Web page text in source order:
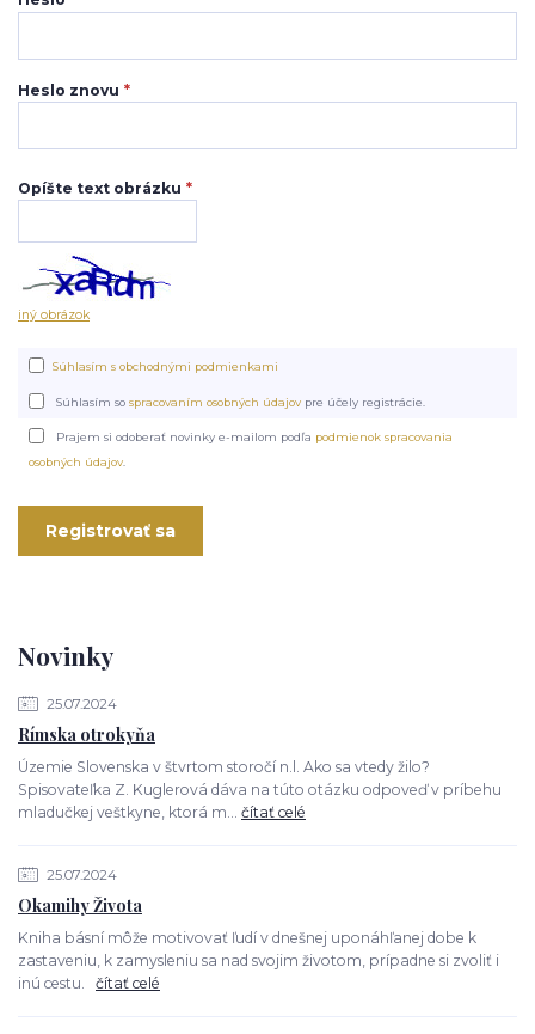
Novinky
25.07.2024
Rímska otrokyňa
Územie Slovenska v štvrtom storočí n.l. Ako sa vtedy žilo?
Spisovateľka Z. Kuglerová dáva na túto otázku odpoveď v príbehu
mladučkej veštkyne, ktorá m... čítať celé
25.07.2024
Okamihy Života
Kniha básní môže motivovať ľudí v dnešnej uponáhľanej dobe k
zastaveniu, k zamysleniu sa nad svojim životom, prípadne si zvoliť i
inú cestu. čítať celé
Heslo znovu *
Opíšte text obrázku *
iný obrázok
Súhlasím s obchodnými podmienkami
Súhlasím so spracovaním osobných údajovpre účely registrácie.
Prajem si odoberať novinky e-mailom podľa podmienok spracovania
osobných údajov.
Registrovať sa